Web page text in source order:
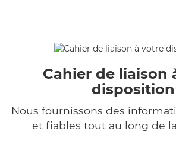
Cahier de liaison
disposition
Nous fournissons des
et fiables tout au long de